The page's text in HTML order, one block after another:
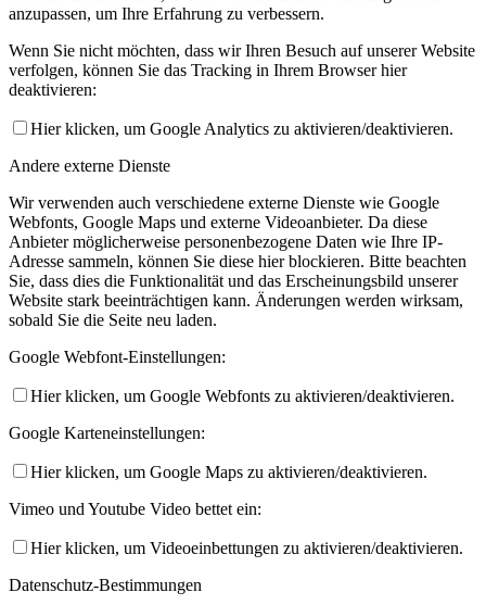
anzupassen, um Ihre Erfahrung zu verbessern.
Wenn Sie nicht möchten, dass wir Ihren Besuch auf unserer Website
verfolgen, können Sie das Tracking in Ihrem Browser hier
deaktivieren:
Hier klicken, um Google Analytics zu aktivieren/deaktivieren.
Andere externe Dienste
Wir verwenden auch verschiedene externe Dienste wie Google
Webfonts, Google Maps und externe Videoanbieter. Da diese
Anbieter möglicherweise personenbezogene Daten wie Ihre IP-
Adresse sammeln, können Sie diese hier blockieren. Bitte beachten
Sie, dass dies die Funktionalität und das Erscheinungsbild unserer
Website stark beeinträchtigen kann. Änderungen werden wirksam,
sobald Sie die Seite neu laden.
Google Webfont-Einstellungen:
Hier klicken, um Google Webfonts zu aktivieren/deaktivieren.
Google Karteneinstellungen:
Hier klicken, um Google Maps zu aktivieren/deaktivieren.
Vimeo und Youtube Video bettet ein:
Hier klicken, um Videoeinbettungen zu aktivieren/deaktivieren.
Datenschutz-Bestimmungen